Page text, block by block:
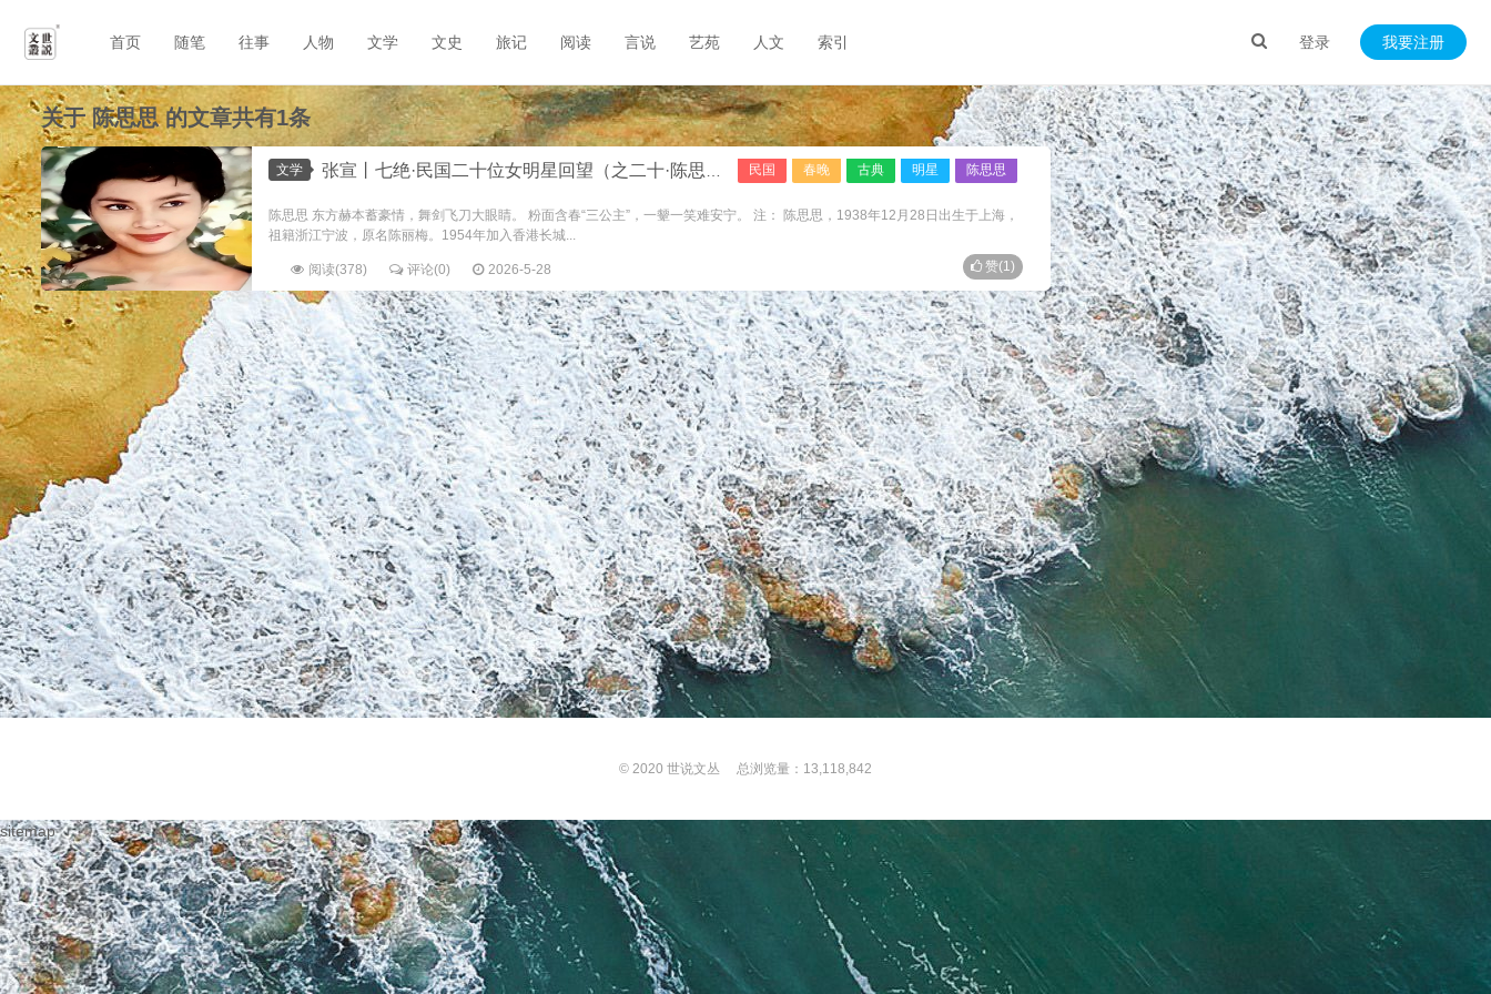
登录 我要注册
首页 随笔 往事 人物 文学 文史 旅记 阅读 言说 艺苑 人文 索引
关于陈思思的文章共有1条
文学 民国 春晚 古典 明星 陈思思
张宣丨七绝·民国二十位女明星回望（之二十·陈思思）
陈思思 东方赫本蓄豪情，舞剑飞刀大眼睛。 粉面含春“三公主”，一颦一笑难安宁。 注： 陈思思，1938年12月28日出生于上海，
祖籍浙江宁波，原名陈丽梅。1954年加入香港长城...
阅读(378) 评论(0) 2026-5-28 赞(1)
© 2020 世说文丛 总浏览量：13,118,842
sitemap